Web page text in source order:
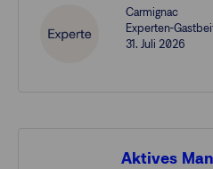
Carmignac
Experten-
31. Juli 2026
Aktives